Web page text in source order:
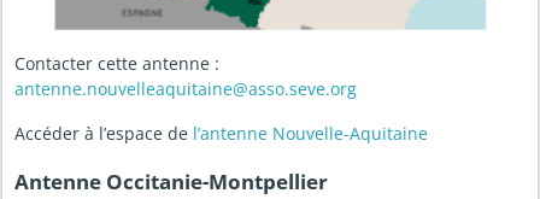
Contacter cette antenne :
antenne.nouvelleaquitaine@asso.seve.org
Accéder à l’espace de l’antenne Nouvelle-Aquitaine
Antenne Occitanie-Montpellier